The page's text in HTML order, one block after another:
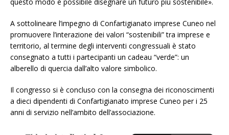
A sottolineare l’impegno di Confartigianato imprese Cuneo nel
promuovere l’interazione dei valori “sostenibili” tra imprese e
territorio, al termine degli interventi congressuali è stato
consegnato a tutti i partecipanti un cadeau “verde”: un
alberello di quercia dall’alto valore simbolico.
Il congresso si è concluso con la consegna dei riconoscimenti
a dieci dipendenti di Confartigianato imprese Cuneo per i 25
anni di servizio nell’ambito dell’associazione.